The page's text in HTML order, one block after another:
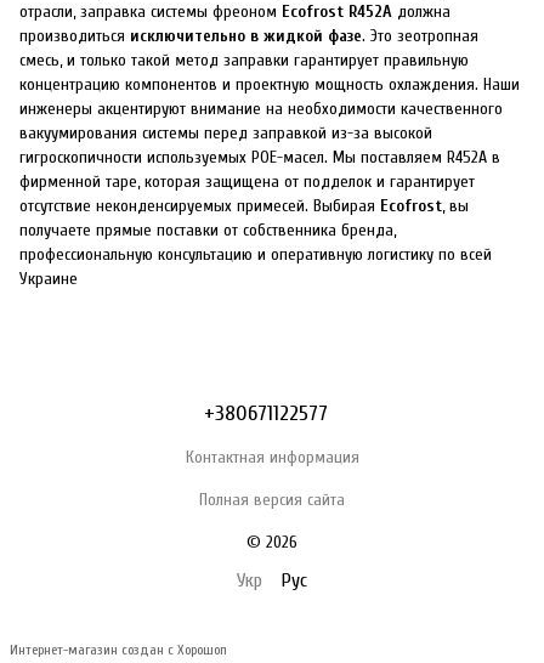
отрасли, заправка системы фреоном Ecofrost R452A должна
производиться исключительно в жидкой фазе. Это зеотропная
смесь, и только такой метод заправки гарантирует правильную
концентрацию компонентов и проектную мощность охлаждения. Наши
инженеры акцентируют внимание на необходимости качественного
вакуумирования системы перед заправкой из-за высокой
гигроскопичности используемых POE-масел. Мы поставляем R452A в
фирменной таре, которая защищена от подделок и гарантирует
отсутствие неконденсируемых примесей. Выбирая Ecofrost, вы
получаете прямые поставки от собственника бренда,
профессиональную консультацию и оперативную логистику по всей
Украине
+380671122577
Контактная информация
Полная версия сайта
© 2026
Укр Рус
Интернет-магазин создан с Хорошоп